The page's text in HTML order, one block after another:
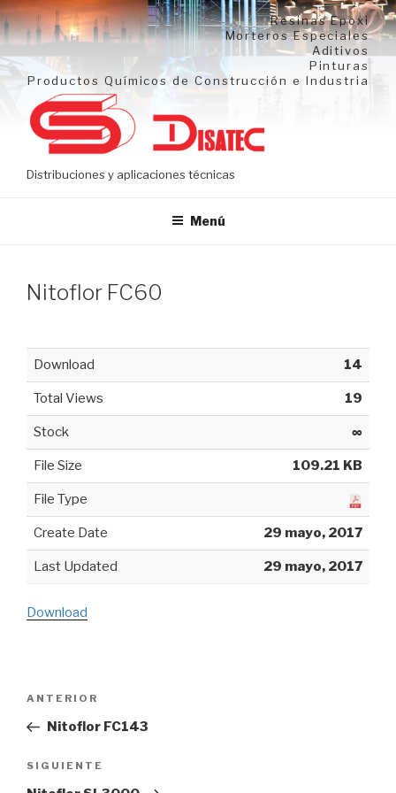
Ir
al
contenido
Resinas Epoxi
Morteros Especiales
Aditivos
Pinturas
Productos Químicos de Construcción e Industria
Distribuciones y aplicaciones técnicas
Menú
Nitoflor FC60
Download 14
Total Views 19
Stock ∞
File Size 109.21 KB
File Type
Create Date 29 mayo, 2017
Last Updated 29 mayo, 2017
Download
Navegación
Entrada
anterior:
ANTERIOR
Nitoflor FC143
Siguiente
entrada
SIGUIENTE